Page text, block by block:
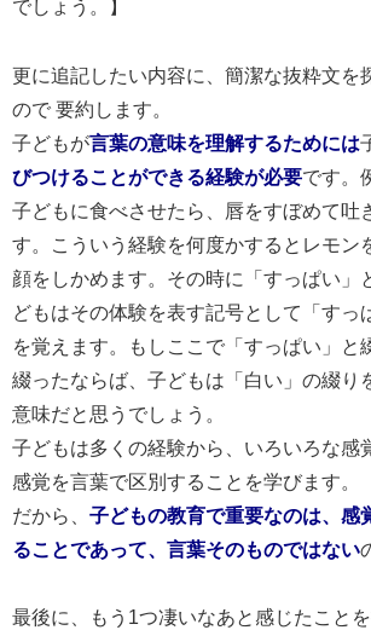
でしょう。】
更に追記したい内容に、簡潔な抜粋文を
ので 要約します。
子どもが言葉の意味を理解するためには
びつけることができる経験が必要です。
子どもに食べさせたら、唇をすぼめて吐
す。こういう経験を何度かするとレモン
顔をしかめます。その時に「すっぱい」
どもはその体験を表す記号として「すっ
を覚えます。もしここで「すっぱい」と
綴ったならば、子どもは「白い」の綴り
意味だと思うでしょう。
子どもは多くの経験から、いろいろな感
感覚を言葉で区別することを学びます。
だから、 子どもの教育で重要なのは、感
ることであって、言葉そのものではない
最後に、もう1つ凄いなあと感じたことを